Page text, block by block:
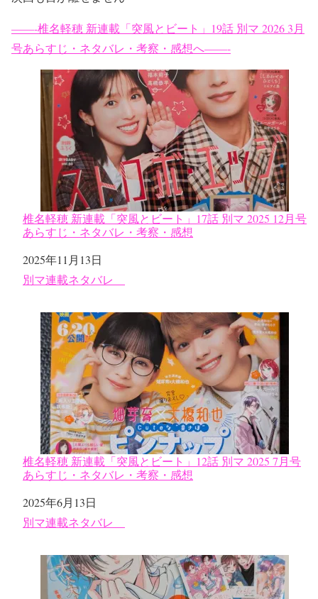
——-椎名軽穂 新連載「突風とビート」19話 別マ 2026 3月
号あらすじ・ネタバレ・考察・感想へ——-
椎名軽穂 新連載「突風とビート」17話 別マ 2025 12月号
あらすじ・ネタバレ・考察・感想
日付
2025年11月13日
関連理由
別マ連載ネタバレ
椎名軽穂 新連載「突風とビート」12話 別マ 2025 7月号
あらすじ・ネタバレ・考察・感想
日付
2025年6月13日
関連理由
別マ連載ネタバレ